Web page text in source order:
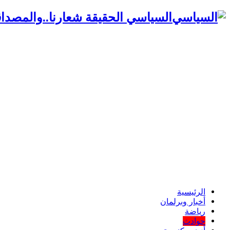
السياسي الحقيقة
الرئيسية
أخبار وبرلمان
رياضة
حوادث